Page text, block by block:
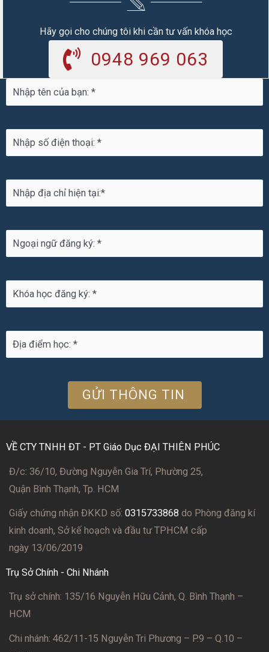
Hãy gọi cho chúng tôi khi cần tư vấn khóa học
0948 969 063
VỀ CTY TNHH ĐT - PT Giáo Dục ĐẠI THIÊN PHÚC
Đ/c: 36/10, Đường Nguyễn Gia Trí, Phường 25,
Quận Bình Thạnh, Tp. HCM
Giấy chứng nhận ĐKKD số: 0315733868 do Phòng đăng kí
kinh doanh, Sở kế hoạch và đầu tư TPHCM cấp
ngày 13/06/2019
Trụ Sở Chính - Chi Nhánh
Trụ sở chính: 135/16 Nguyễn Hữu Cảnh, Q. Bình Thạnh –
HCM
Chi nhánh: 462/11-15 Nguyễn Tri Phương – P.9 – Q.10 –